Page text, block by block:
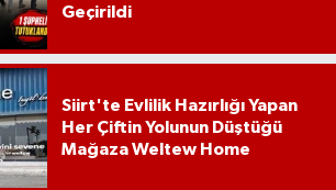
Geçirildi
Siirt'te Evlilik Hazırlığı Yapan
Her Çiftin Yolunun Düştüğü
Mağaza Weltew Home